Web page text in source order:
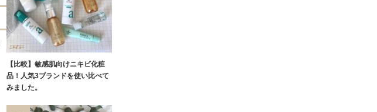
【比較】敏感肌向けニキビ化粧
品！人気3ブランドを使い比べて
みました。